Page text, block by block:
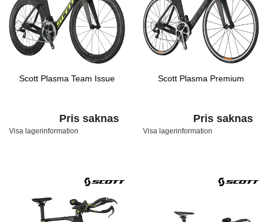
Scott Plasma Team Issue
Pris saknas
Visa lagerinformation
Scott Plasma Premium
Pris saknas
Visa lagerinformation